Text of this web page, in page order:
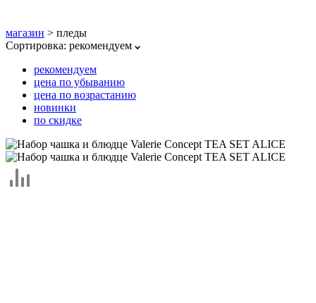
магазин > пледы
Сортировка: рекомендуем
рекомендуем
цена по убыванию
цена по возрастанию
новинки
по скидке